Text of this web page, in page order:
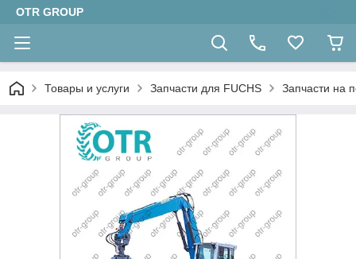
OTR GROUP
Товары и услуги Запчасти для FUCHS Запчасти на